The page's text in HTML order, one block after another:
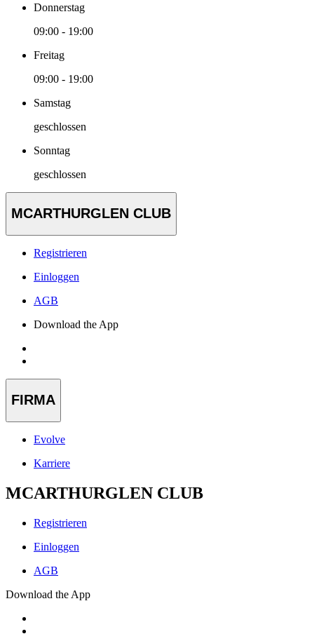
Donnerstag
09:00 - 19:00
Freitag
09:00 - 19:00
Samstag
geschlossen
Sonntag
geschlossen
MCARTHURGLEN CLUB
Registrieren
Einloggen
AGB
Download the App
FIRMA
Evolve
Karriere
MCARTHURGLEN CLUB
Registrieren
Einloggen
AGB
Download the App